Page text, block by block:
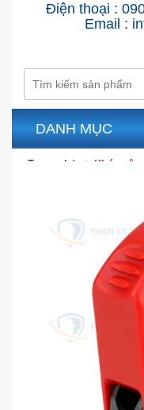
Điện thoại :
Email :
DANH MỤC
Trang chủ Khóa